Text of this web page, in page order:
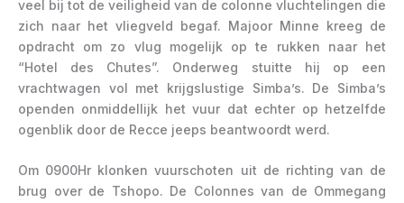
veel bij tot de veiligheid van de colonne vluchtelingen die
zich naar het vliegveld begaf. Majoor Minne kreeg de
opdracht om zo vlug mogelijk op te rukken naar het
“Hotel des Chutes”. Onderweg stuitte hij op een
vrachtwagen vol met krijgslustige Simba’s. De Simba’s
openden onmiddellijk het vuur dat echter op hetzelfde
ogenblik door de Recce jeeps beantwoordt werd.
Om 0900Hr klonken vuurschoten uit de richting van de
brug over de Tshopo. De Colonnes van de Ommegang